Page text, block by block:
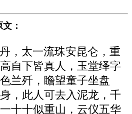
：
，太一流珠安昆仑，重
自下皆真人，玉堂绎字
兰歼，瞻望童子坐盘
，此人可去入泥龙，千
十十似重山，云仪五华